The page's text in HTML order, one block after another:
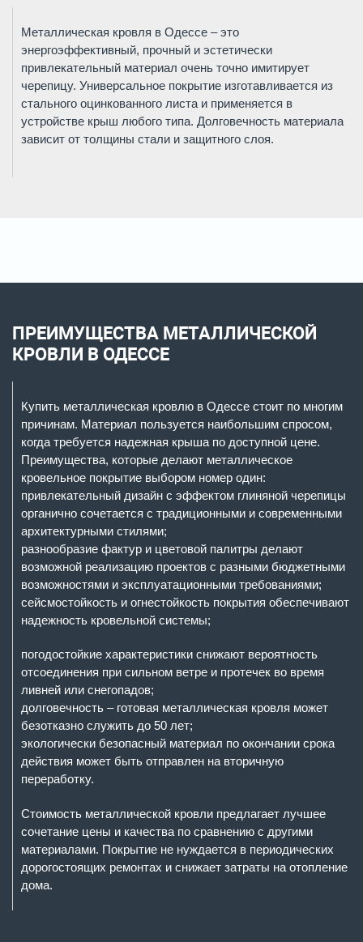
Металлическая кровля в Одессе – это
энергоэффективный, прочный и эстетически
привлекательный материал очень точно имитирует
черепицу. Универсальное покрытие изготавливается из
стального оцинкованного листа и применяется в
устройстве крыш любого типа. Долговечность материала
зависит от толщины стали и защитного слоя.
ПРЕИМУЩЕСТВА МЕТАЛЛИЧЕСКОЙ
КРОВЛИ В ОДЕССЕ
Купить металлическая кровлю в Одессе стоит по многим
причинам. Материал пользуется наибольшим спросом,
когда требуется надежная крыша по доступной цене.
Преимущества, которые делают металлическое
кровельное покрытие выбором номер один:
привлекательный дизайн с эффектом глиняной черепицы
органично сочетается с традиционными и современными
архитектурными стилями;
разнообразие фактур и цветовой палитры делают
возможной реализацию проектов с разными бюджетными
возможностями и эксплуатационными требованиями;
сейсмостойкость и огнестойкость покрытия обеспечивают
надежность кровельной системы;
погодостойкие характеристики снижают вероятность
отсоединения при сильном ветре и протечек во время
ливней или снегопадов;
долговечность – готовая металлическая кровля может
безотказно служить до 50 лет;
экологически безопасный материал по окончании срока
действия может быть отправлен на вторичную
переработку.
Стоимость металлической кровли предлагает лучшее
сочетание цены и качества по сравнению с другими
материалами. Покрытие не нуждается в периодических
дорогостоящих ремонтах и снижает затраты на отопление
дома.